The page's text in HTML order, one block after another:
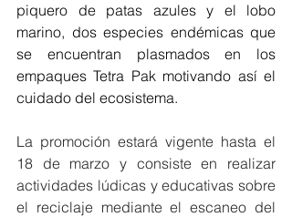
piquero de patas azules y el lobo
marino, dos especies endémicas que
se encuentran plasmados en los
empaques Tetra Pak motivando así el
cuidado del ecosistema.
La promoción estará vigente hasta el
18 de marzo y consiste en realizar
actividades lúdicas y educativas sobre
el reciclaje mediante el escaneo del